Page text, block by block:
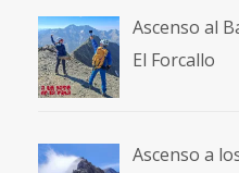
Ascenso al
El Forcallo
Ascenso a